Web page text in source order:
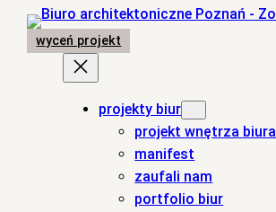
Przejdź
wyceń projekt
projekty biur
projekt wnętrza biura
manifest
zaufali nam
portfolio biur